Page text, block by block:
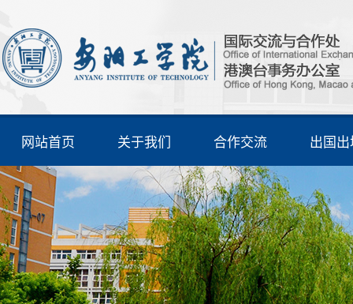
网站首页 关于我们 合作交流 出国出